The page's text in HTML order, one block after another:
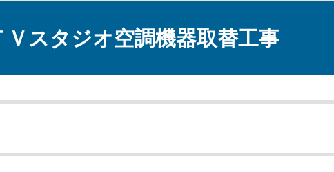
Ｖスタジオ空調機器取替工事